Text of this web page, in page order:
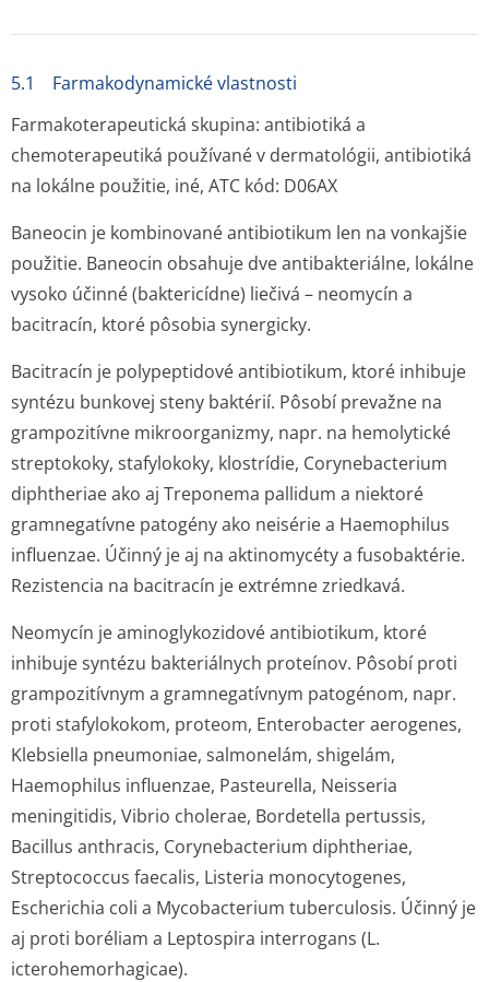
5.1 Farmakodynamické vlastnosti
Farmakoterapeutická skupina: antibiotiká a
chemoterapeutiká používané v dermatológii, antibiotiká
na lokálne použitie, iné, ATC kód: D06AX
Baneocin je kombinované antibiotikum len na vonkajšie
použitie. Baneocin obsahuje dve antibakteriálne, lokálne
vysoko účinné (baktericídne) liečivá – neomycín a
bacitracín, ktoré pôsobia synergicky.
Bacitracín je polypeptidové antibiotikum, ktoré inhibuje
syntézu bunkovej steny baktérií. Pôsobí prevažne na
grampozitívne mikroorganizmy, napr. na hemolytické
streptokoky, stafylokoky, klostrídie, Corynebacterium
diphtheriaeako aj Treponema pallidum a niektoré
gramnegatívne patogény ako neisérie a Haemophilus
influenzae. Účinný je aj na aktinomycéty a fusobaktérie.
Rezistencia na bacitracín je extrémne zriedkavá.
Neomycín je aminoglykozidové antibiotikum, ktoré
inhibuje syntézu bakteriálnych proteínov. Pôsobí proti
grampozitívnym a gramnegatívnym patogénom, napr.
proti stafylokokom, proteom, Enterobacter aerogenes,
Klebsiella pneumoniae, salmonelám, shigelám,
Haemophilus influenzae, Pasteurella, Neisseria
meningitidis, Vibrio cholerae, Bordetella pertussis,
Bacillus anthracis, Corynebacterium diphtheriae,
Streptococcus faecalis, Listeria monocytogenes,
Escherichia coli a Mycobacterium tuberculosis. Účinný je
aj proti boréliam a Leptospira interrogans (L.
icterohemorha­gicae).